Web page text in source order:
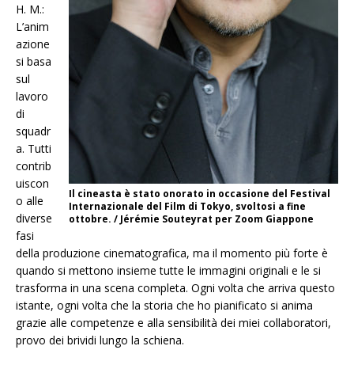
Il cineasta è stato onorato in occasione del Festival
Internazionale del Film di Tokyo, svoltosi a fine
ottobre. / Jérémie Souteyrat per Zoom Giappone
H. M.:
L’anim
azione
si basa
sul
lavoro
di
squadr
a. Tutti
contrib
uiscon
o alle
diverse
fasi
della produzione cinematografica, ma il momento più forte è
quando si mettono insieme tutte le immagini originali e le si
trasforma in una scena completa. Ogni volta che arriva questo
istante, ogni volta che la storia che ho pianificato si anima
grazie alle competenze e alla sensibilità dei miei collaboratori,
provo dei brividi lungo la schiena.